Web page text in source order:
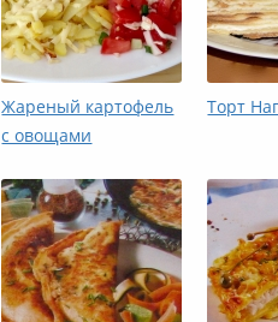
Жареный картофель
с овощами
Торт